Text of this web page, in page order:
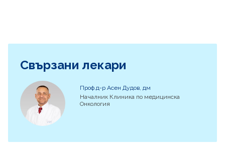
Свързани лекари
Проф.д-р Асен Дудов, дм
Началник Клиника по медицинска
Онкология